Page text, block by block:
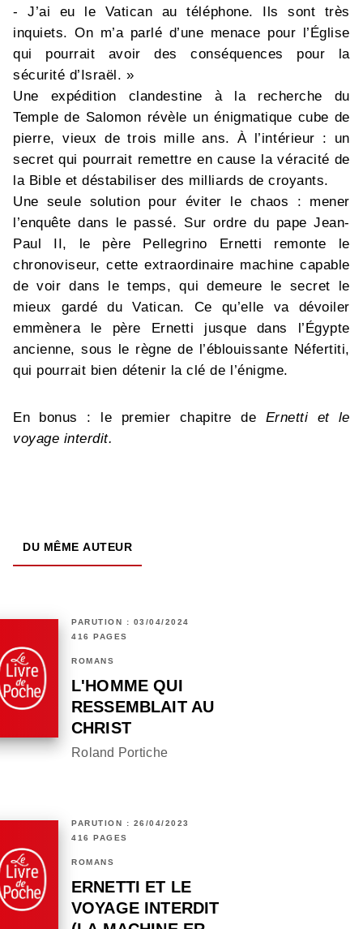
- J’ai eu le Vatican au téléphone. Ils sont très
inquiets. On m’a parlé d’une menace pour l’Église
qui pourrait avoir des conséquences pour la
sécurité d’Israël. »
Une expédition clandestine à la recherche du
Temple de Salomon révèle un énigmatique cube de
pierre, vieux de trois mille ans. À l’intérieur : un
secret qui pourrait remettre en cause la véracité de
la Bible et déstabiliser des milliards de croyants.
Une seule solution pour éviter le chaos : mener
l’enquête dans le passé. Sur ordre du pape Jean-
Paul II, le père Pellegrino Ernetti remonte le
chronoviseur, cette extraordinaire machine capable
de voir dans le temps, qui demeure le secret le
mieux gardé du Vatican. Ce qu’elle va dévoiler
emmènera le père Ernetti jusque dans l’Égypte
ancienne, sous le règne de l’éblouissante Néfertiti,
qui pourrait bien détenir la clé de l’énigme.
En bonus : le premier chapitre de Ernetti et le
voyage interdit.
DU MÊME AUTEUR
PARUTION : 03/04/2024
416 PAGES
ROMANS
L'HOMME QUI
RESSEMBLAIT AU
CHRIST
Roland Portiche
PARUTION : 26/04/2023
416 PAGES
ROMANS
ERNETTI ET LE
VOYAGE INTERDIT